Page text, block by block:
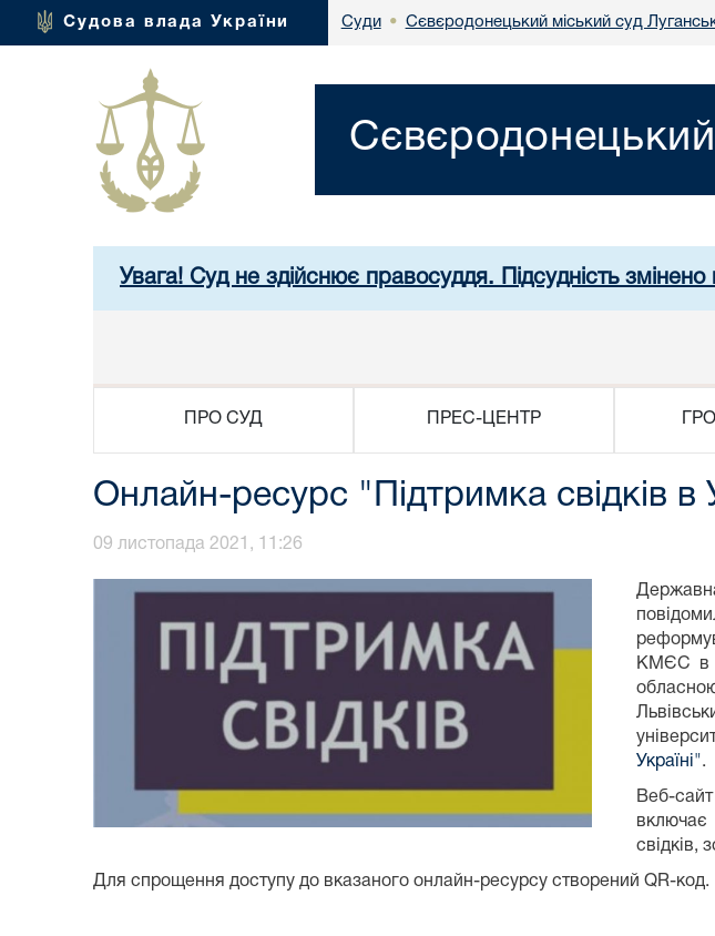
Судова влада України Суди • Сєвєродонецький міський суд
Сєвєродонецький
Увага! Суд не здійснює правосуддя. Підсудність
ПРО СУД ПРЕС-ЦЕНТР
Онлайн-ресурс "Підтримка свідків в
09 листопада 2021, 11:26
КМЄС в
Україні" .
Веб-сайт
включає
свідків,
Для спрощення доступу до вказаного онлайн-ресурсу створений QR-код.